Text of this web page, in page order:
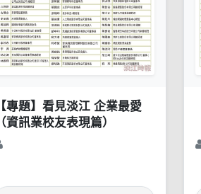
【專題】看見淡江 企業最愛
（資訊業校友表現篇）